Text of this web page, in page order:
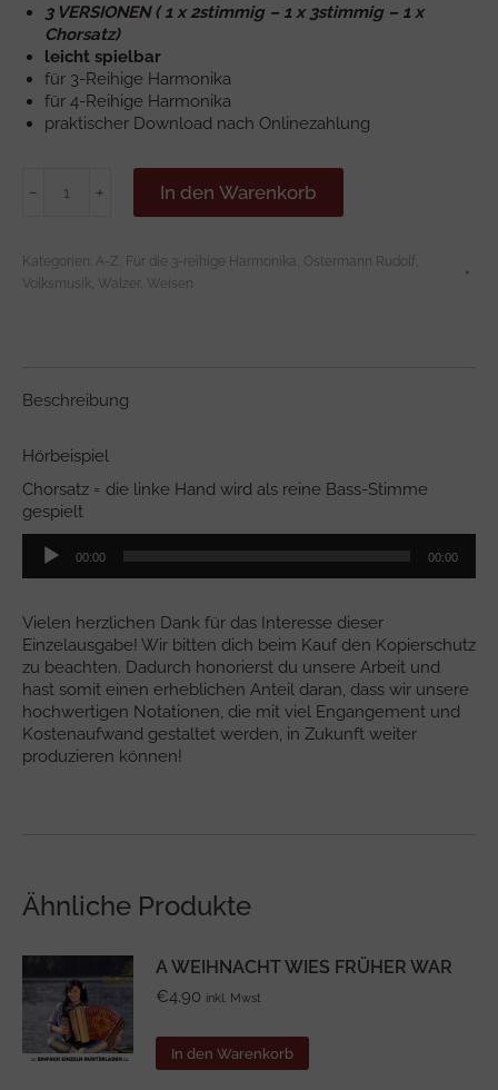
3 VERSIONEN ( 1 x 2stimmig – 1 x 3stimmig – 1 x
Chorsatz)
leicht spielbar
für 3-Reihige Harmonika
für 4-Reihige Harmonika
praktischer Download nach Onlinezahlung
DIE
A
BACH
﹣ ﹢ In den Warenkorb
Kategorien: A-Z Für die 3-reihige Harmonika Ostermann Rudolf
Volksmusik Walzer, Weisen
Beschreibung
Hörbeispiel
Chorsatz = die linke Hand wird als reine Bass-Stimme
gespielt
Audio-
Player
00:00 00:00
Vielen herzlichen Dank für das Interesse dieser
Einzelausgabe! Wir bitten dich beim Kauf den Kopierschutz
zu beachten. Dadurch honorierst du unsere Arbeit und
hast somit einen erheblichen Anteil daran, dass wir unsere
hochwertigen Notationen, die mit viel Engangement und
Kostenaufwand gestaltet werden, in Zukunft weiter
produzieren können!
Ähnliche Produkte
A WEIHNACHT WIES FRÜHER WAR
€4.90 inkl. Mwst
In den Warenkorb